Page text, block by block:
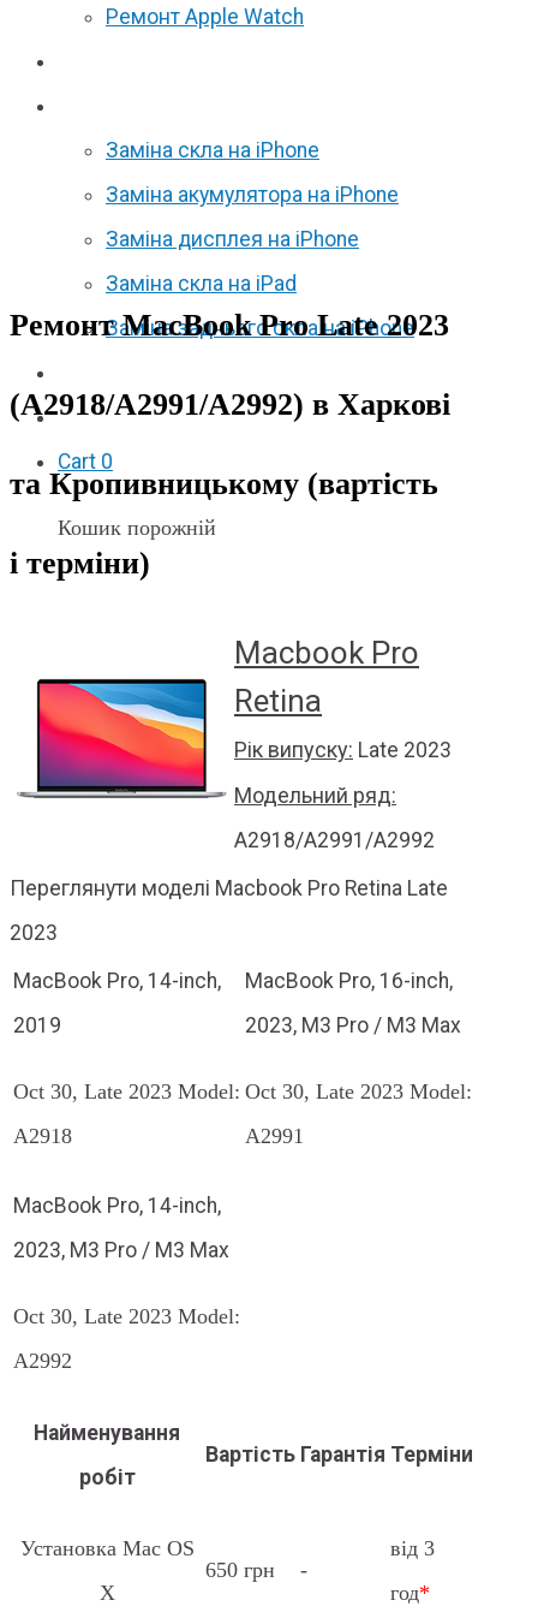
Ремонт Apple Watch
Заміна скла на iPhone
Заміна акумулятора на iPhone
Заміна дисплея на iPhone
Заміна скла на iPad
Заміна заднього скла на iPhone
F.A.Q
Cart 0
Кошик порожній
Ремонт MacBook Pro Late 2023
(A2918/A2991/A2992) в Харкові
та Кропивницькому (вартість
і терміни)
Macbook Pro
Retina
Рік випуску: Late 2023
Модельний ряд:
A2918/A2991/A2992
Переглянути моделі Macbook Pro Retina Late
2023
MacBook Pro, 14-inch,
2019
Oct 30, Late 2023 Model:
A2918
MacBook Pro, 16-inch,
2023, M3 Pro / M3 Max
Oct 30, Late 2023 Model:
A2991
MacBook Pro, 14-inch,
2023, M3 Pro / M3 Max
Oct 30, Late 2023 Model:
A2992
Найменування
робіт
Вартість Гарантія Терміни
Установка Mac OS
X
650 грн -
від 3
год*